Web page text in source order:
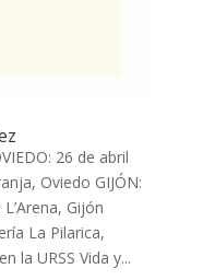
26 de abril
Oviedo GIJÓN:
Gijón
La Pilarica,
la URSS Vida y...